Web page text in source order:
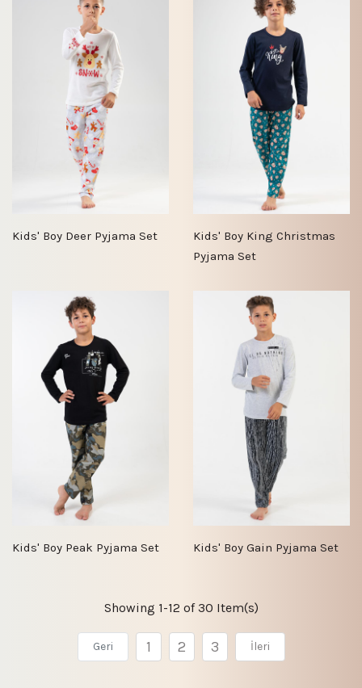
Kids' Boy Deer Pyjama Set
Kids' Boy King Christmas
Pyjama Set
Kids' Boy Peak Pyjama Set Kids' Boy Gain Pyjama Set
Showing 1-12 of 30 Item(s)
Geri 1 2 3 İleri